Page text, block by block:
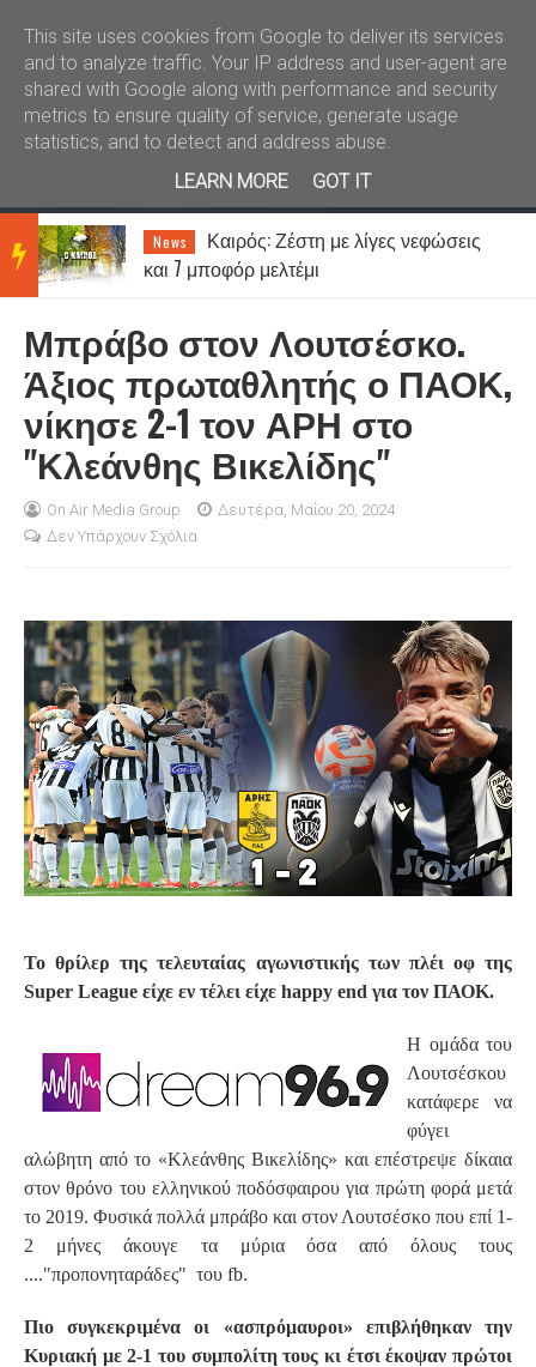
Καλώς ήλθατε Kral News
BRE
AKIN
NEW
News
Καιρός: Ζέστη με λίγες νεφώσεις
και 7 μποφόρ μελτέμι
Μπράβο στον Λουτσέσκο.
Άξιος πρωταθλητής ο ΠΑΟΚ,
νίκησε 2-1 τον ΑΡΗ στο
"Κλεάνθης Βικελίδης"
On Air Media Group
Δευτέρα, Μαΐου 20, 2024
Δεν Υπάρχουν Σχόλια
Το θρίλερ της τελευταίας αγωνιστικής των πλέι οφ της
Super League είχε εν τέλει είχε happy end για τον ΠΑΟΚ.
H ομάδα του
Λουτσέσκου
κατάφερε να
φύγει
αλώβητη από το «Κλεάνθης Βικελίδης» και επέστρεψε δίκαια
στον θρόνο του ελληνικού ποδόσφαιρου για πρώτη φορά μετά
το 2019. Φυσικά πολλά μπράβο και στον Λουτσέσκο που επί 1-
2 μήνες άκουγε τα μύρια όσα από όλους τους
...."προπονηταράδες" του fb.
Πιο συγκεκριμένα οι «ασπρόμαυροι» επιβλήθηκαν την
Κυριακή με 2-1 του συμπολίτη τους κι έτσι έκοψαν πρώτοι
This site uses cookies from Google to deliver its services
and to analyze traffic. Your IP address and user-agent are
shared with Google along with performance and security
metrics to ensure quality of service, generate usage
statistics, and to detect and address abuse.
LEARN MORE
GOT IT